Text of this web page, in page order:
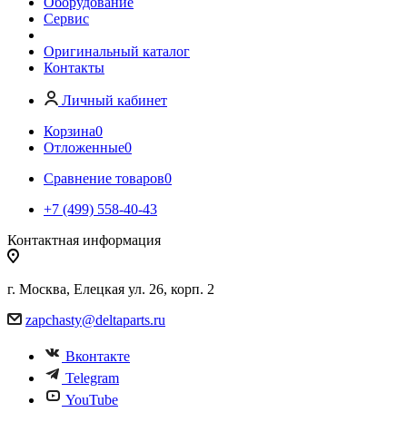
Сервис
Оригинальный каталог
Контакты
Личный кабинет
Корзина0
Отложенные0
Сравнение товаров0
+7 (499) 558-40-43
Контактная информация
г. Москва, Елецкая ул. 26, корп. 2
zapchasty@deltaparts.ru
Вконтакте
Telegram
YouTube